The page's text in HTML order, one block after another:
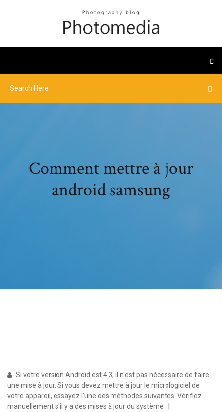
Comment mettre à jour
android samsung
Si votre version Android est 4.3, il n'est pas nécessaire de faire
une mise à jour. Si vous devez mettre à jour le micrologiciel de
votre appareil, essayez l'une des méthodes suivantes. Vérifiez
manuellement s'il y a des mises à jour du système